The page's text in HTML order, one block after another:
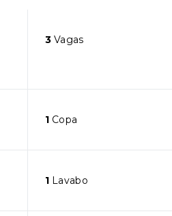
3 Vagas
1 Copa
1 Lavabo